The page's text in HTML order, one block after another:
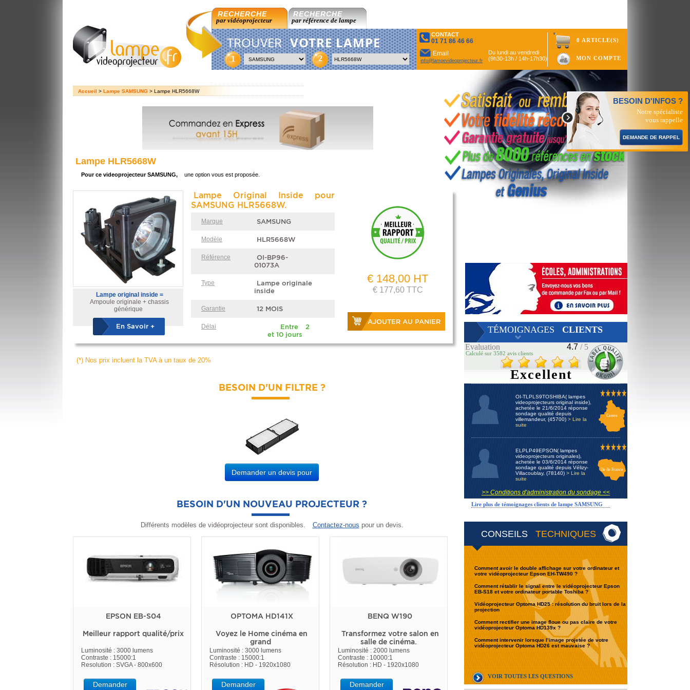
RECHERCHE
par vidéoprojecteur
RECHERCHE
par référence de lampe
TROUVER VOTRE LAMPE
1 2
CONTACT
01 71 86 46 66
Email
info@lampevideoprojecteur.fr
Du lundi au vendredi
(9h30-13h / 14h-17h30)
0 ARTICLE(S)
MON COMPTE
Accueil > Lampe SAMSUNG > Lampe HLR5668W
CONSEILS TECHNIQUES
BESOIN D'INFOS ?
Notre spécialiste
vous rappelle
DEMANDE DE RAPPEL
Comment avoir le double affichage sur votre ordinateur et
votre vidéoprojecteur Epson EH-TW490 ?
Comment rétablir le signal entre le vidéoprojecteur Epson
EB-S18 et votre ordinateur portable Toshiba ?
Vidéoprojecteur Optoma HD25 : résolution du bruit lors de la
projection
Comment rectifier une image floue ou pas claire de votre
vidéoprojecteur Optoma HD139x ?
Comment intervenir lorsque l’image projetée de votre
vidéoprojecteur Optoma HD26 est mauvaise ?
VOIR TOUTES LES QUESTIONS
TÉMOIGNAGES CLIENTS
Evaluation 4.7 / 5
Calculé sur 3582 avis clients
Excellent
OI-TLPLS9TOSHIBA( lampes
videoprojecteurs original inside),
achetée le 21/6/2014 réponse
sondage qualité depuis
villemandeur, (45700) > Lire la
suite
Centre
ELPLP49EPSON( lampes
videoprojecteurs originales),
achetée le 03/6/2014 réponse
sondage qualité depuis Vélizy-
Villacoublay, (78140) > Lire la
suite
Ile de France
>> Conditions d'administration du sondage <<
Lire plus de témoignages clients de lampe SAMSUNG
Lampe HLR5668W
Pour ce videoprojecteur SAMSUNG, une option vous est proposée.
Lampe original inside =
Ampoule originale + chassis
générique
En Savoir +
Lampe Original Inside pour
SAMSUNG HLR5668W.
Marque SAMSUNG
Modèle HLR5668W
Référence
OI-BP96-
01073A
Type
Lampe originale
inside
Garantie 12 MOIS
Délai
Entre 2
et 10 jours
€ 148,00 HT
€ 177,60 TTC
AJOUTER AU PANIER
(*) Nos prix incluent la TVA à un taux de 20%
BESOIN D'UN FILTRE ?
Demander un devis pour
BESOIN D'UN NOUVEAU PROJECTEUR ?
Différents modèles de vidéoprojecteur sont disponibles. Contactez-nous pour un devis.
EPSON EB-S04
Meilleur rapport qualité/prix
Luminosité : 3000 lumens
Contraste : 15000:1
Resolution : SVGA - 800x600
Demander
OPTOMA HD141X
Voyez le Home cinéma en
grand
Luminosité : 3000 lumens
Contraste : 15000:1
Résolution : HD - 1920x1080
Demander
BENQ W190
Transformez votre salon en
salle de cinéma.
Luminosité : 2000 lumens
Contraste : 10000:1
Résolution : HD - 1920x1080
Demander